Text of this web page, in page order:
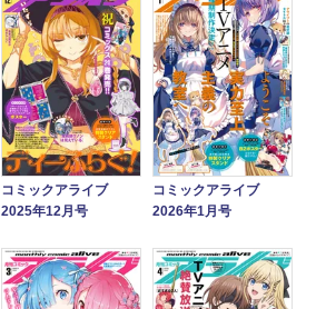
コミックアライブ
2025年12月号
コミックアライブ
2026年1月号